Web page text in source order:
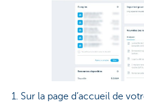
1. Sur la page d’accueil de